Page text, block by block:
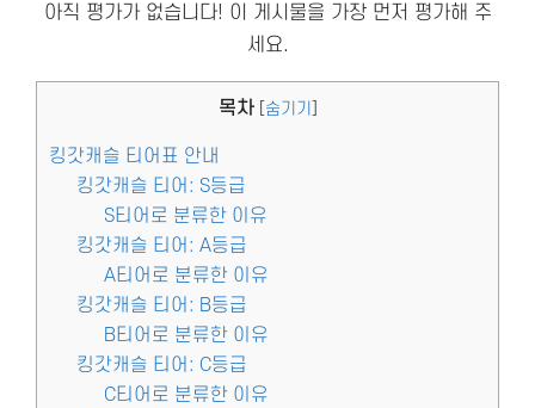
아직 평가가 없습니다! 이 게시물을 가장 먼저 평가해 주
세요.
목차 숨기기
킹갓캐슬 티어표 안내
킹갓캐슬 티어: S등급
S티어로 분류한 이유
킹갓캐슬 티어: A등급
A티어로 분류한 이유
킹갓캐슬 티어: B등급
B티어로 분류한 이유
킹갓캐슬 티어: C등급
C티어로 분류한 이유